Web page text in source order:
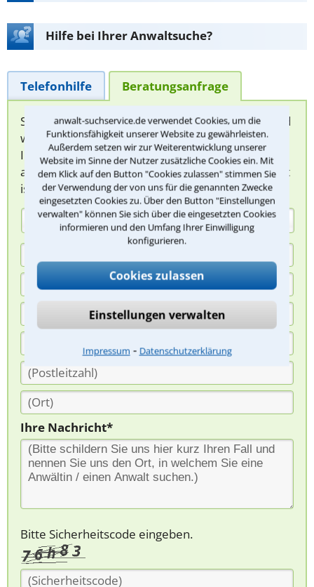
anwalt-suchservice.de verwendet Cookies, um die
Funktionsfähigkeit unserer Website zu gewährleisten.
Außerdem setzen wir zur Weiterentwicklung unserer
Website im Sinne der Nutzer zusätzliche Cookies ein. Mit
dem Klick auf den Button "Cookies zulassen" stimmen Sie
der Verwendung der von uns für die genannten Zwecke
eingesetzten Cookies zu. Über den Button "Einstellungen
verwalten" können Sie sich über die eingesetzten Cookies
informieren und den Umfang Ihrer Einwilligung
konfigurieren.
Cookies zulassen
Einstellungen verwalten
Impressum ⁃ Datenschutzerklärung
Hilfe bei Ihrer Anwaltsuche?
Telefonhilfe Beratungsanfrage
Sie können hier Ihren Fall schildern. Anschließend
werden sich spezialisierte Rechtsanwälte bei
Ihnen melden, um das weitere Vorgehen
abzuklären. Die Rückmeldung durch einen Anwalt
ist für Sie kostenlos.
(Anrede)
Ihre Nachricht*
Bitte Sicherheitscode eingeben.